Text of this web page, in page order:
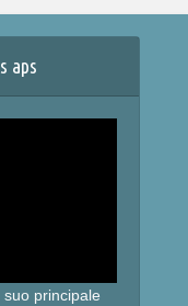
aps
principale